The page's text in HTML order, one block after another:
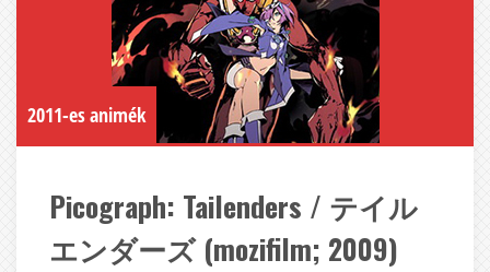
2011-es animék
Picograph: Tailenders / テイル
エンダーズ (mozifilm; 2009)